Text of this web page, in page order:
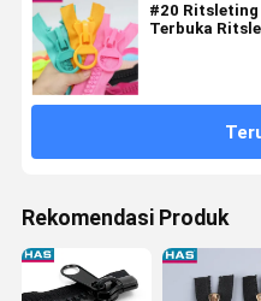
#20 Ritsleting
Terbuka
Rekomendasi Produk